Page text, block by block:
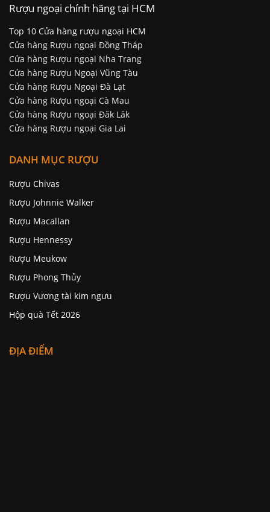
Rượu ngoại chính hãng tại HCM
Top 10 Cửa hàng rượu ngoại HCM
Cửa hàng Rượu ngoại Đồng Tháp
Cửa hàng Rượu ngoại Nha Trang
Cửa hàng Rượu Ngoại Vũng Tàu
Cửa hàng Rượu Ngoại Đà Lạt
Cửa hàng Rượu ngoại Cà Mau
Cửa hàng Rượu ngoại Đăk Lăk
Cửa hàng Rượu ngoại Gia Lai
DANH MỤC RƯỢU
Rượu Chivas
Rượu Johnnie Walker
Rượu Macallan
Rượu Hennessy
Rượu Meukow
Rượu Phong Thủy
Rượu Vương tài kim ngưu
Hộp quà Tết 2026
ĐỊA ĐIỂM